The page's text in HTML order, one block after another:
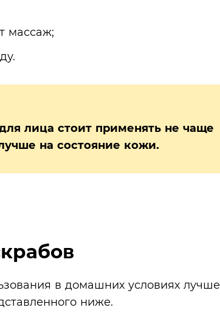
массаж;
лица стоит применять не чаще
на состояние кожи.
в домашних условиях лучше
ниже.